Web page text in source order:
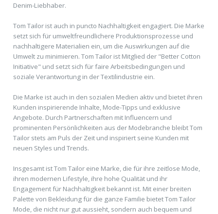
Denim-Liebhaber.
Tom Tailor ist auch in puncto Nachhaltigkeit engagiert. Die Marke
setzt sich für umweltfreundlichere Produktionsprozesse und
nachhaltigere Materialien ein, um die Auswirkungen auf die
Umwelt zu minimieren. Tom Tailor ist Mitglied der "Better Cotton
Initiative" und setzt sich für faire Arbeitsbedingungen und
soziale Verantwortung in der Textilindustrie ein.
Die Marke ist auch in den sozialen Medien aktiv und bietet ihren
Kunden inspirierende Inhalte, Mode-Tipps und exklusive
Angebote. Durch Partnerschaften mit Influencern und
prominenten Persönlichkeiten aus der Modebranche bleibt Tom
Tailor stets am Puls der Zeit und inspiriert seine Kunden mit
neuen Styles und Trends.
Insgesamt ist Tom Tailor eine Marke, die für ihre zeitlose Mode,
ihren modernen Lifestyle, ihre hohe Qualität und ihr
Engagement für Nachhaltigkeit bekannt ist. Mit einer breiten
Palette von Bekleidung für die ganze Familie bietet Tom Tailor
Mode, die nicht nur gut aussieht, sondern auch bequem und